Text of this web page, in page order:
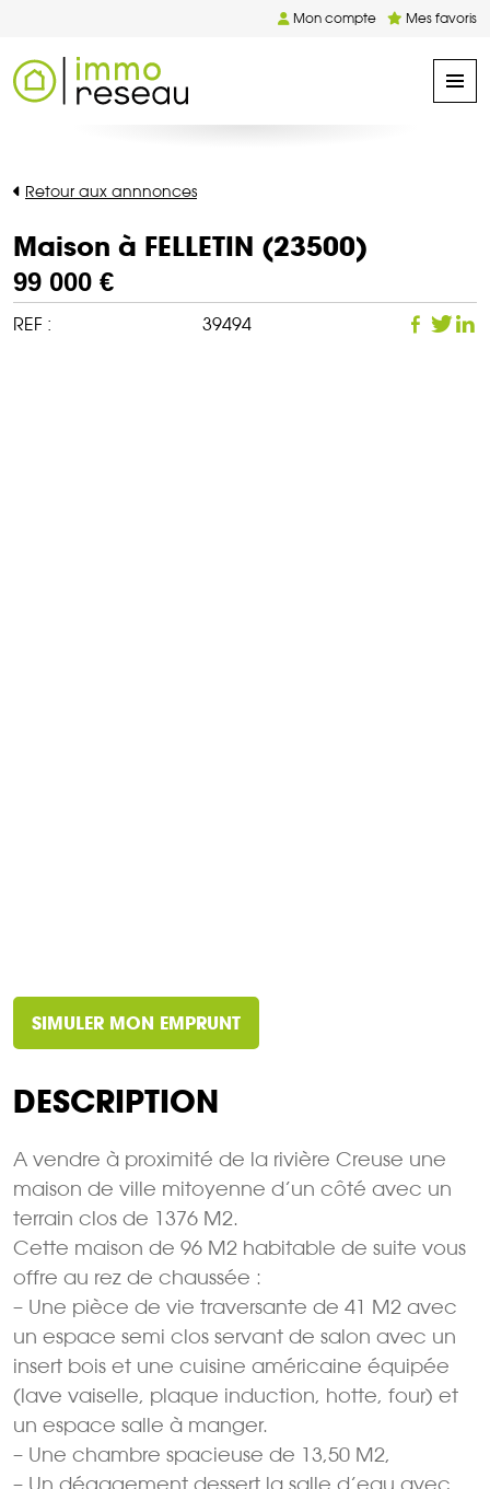
Mon compte Mes favoris
Retour aux annnonces
Maison à FELLETIN (23500)
99 000 €
REF : 39494
SIMULER MON EMPRUNT
DESCRIPTION
A vendre à proximité de la rivière Creuse une
maison de ville mitoyenne d’un côté avec un
terrain clos de 1376 M2.
Cette maison de 96 M2 habitable de suite vous
offre au rez de chaussée :
– Une pièce de vie traversante de 41 M2 avec
un espace semi clos servant de salon avec un
insert bois et une cuisine américaine équipée
(lave vaiselle, plaque induction, hotte, four) et
un espace salle à manger.
– Une chambre spacieuse de 13,50 M2,
– Un dégagement dessert la salle d’eau avec